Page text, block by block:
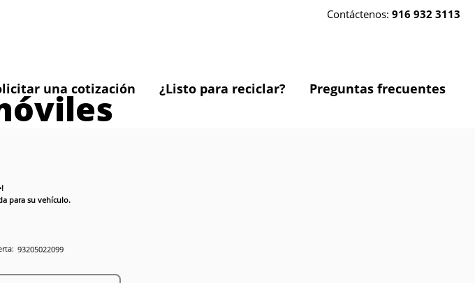
Contáctenos: 916 932 3113
una cotización ¿Listo para reciclar? Preguntas frecuentes
para su vehículo.
93205022099